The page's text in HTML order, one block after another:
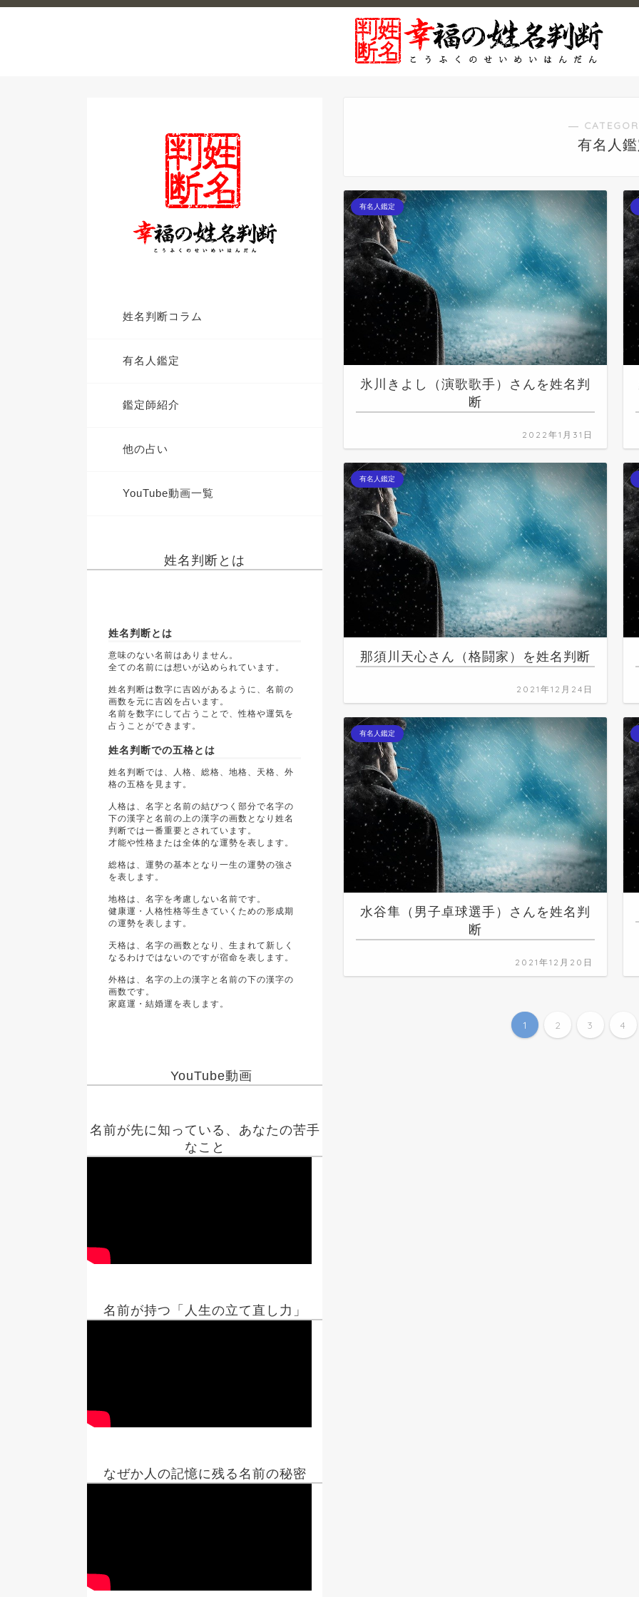
―
有名人鑑
有名人鑑定
氷川きよし（演歌歌手）さんを姓名判
断
2022年1月31日
有名人鑑定
那須川天心さん（格闘家）を姓名判断
2021年12月24日
有名人鑑定
水谷隼（男子卓球選手）さんを姓名判
断
2021年12月20日
1 2 3 4
姓名判断コラム
有名人鑑定
鑑定師紹介
他の占い
YouTube動画一覧
姓名判断とは
姓名判断とは
意味のない名前はありません。
全ての名前には想いが込められています。
姓名判断は数字に吉凶があるように、名前の
画数を元に吉凶を占います。
名前を数字にして占うことで、性格や運気を
占うことができます。
姓名判断での五格とは
姓名判断では、人格、総格、地格、天格、外
格の五格を見ます。
人格は、名字と名前の結びつく部分で名字の
下の漢字と名前の上の漢字の画数となり姓名
判断では一番重要とされています。
才能や性格または全体的な運勢を表します。
総格は、運勢の基本となり一生の運勢の強さ
を表します。
地格は、名字を考慮しない名前です。
健康運・人格性格等生きていくための形成期
の運勢を表します。
天格は、名字の画数となり、生まれて新しく
なるわけではないのですが宿命を表します。
外格は、名字の上の漢字と名前の下の漢字の
画数です。
家庭運・結婚運を表します。
YouTube動画
名前が先に知っている、あなたの苦手
なこと
名前が持つ「人生の立て直し力」
なぜか人の記憶に残る名前の秘密